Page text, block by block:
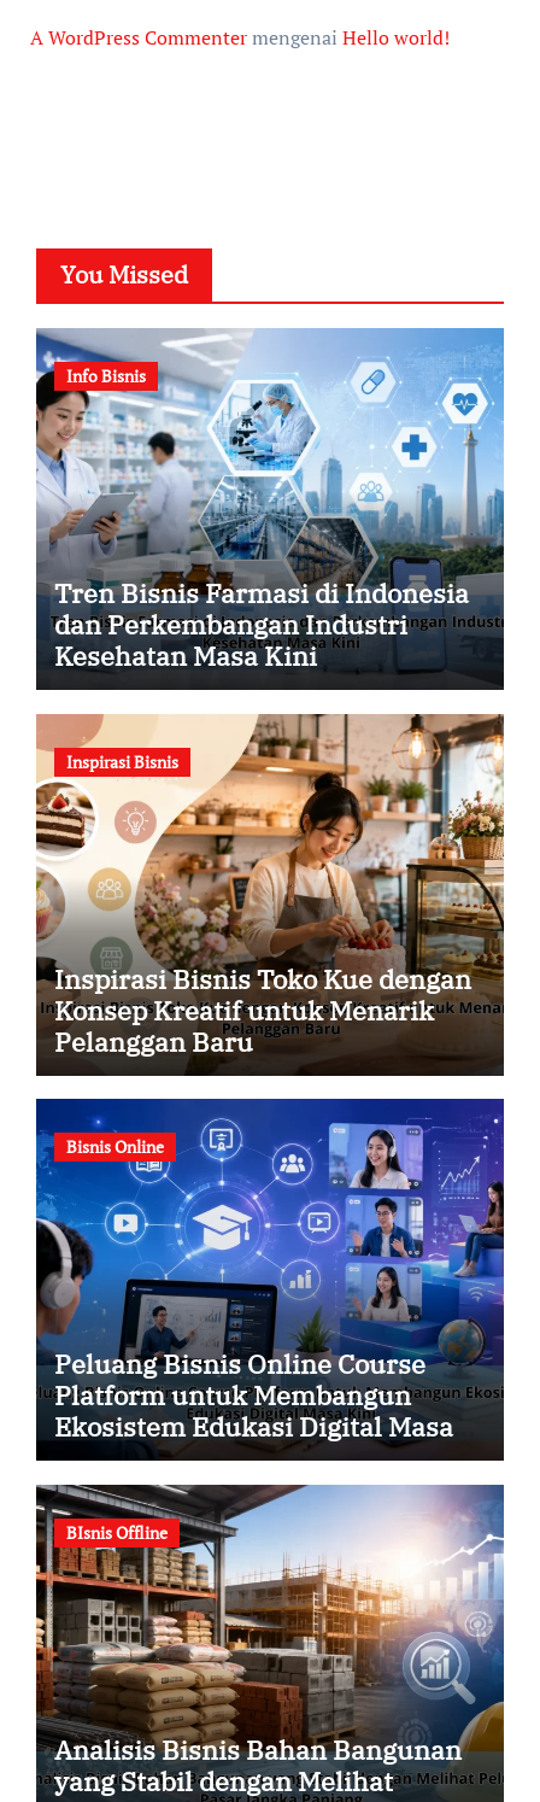
A WordPress Commentermengenai Hello world!
You Missed
Info Bisnis
Tren Bisnis Farmasi di Indonesia
dan Perkembangan Industri
Kesehatan Masa Kini
Inspirasi Bisnis
Inspirasi Bisnis Toko Kue dengan
Konsep Kreatif untuk Menarik
Pelanggan Baru
Bisnis Online
Peluang Bisnis Online Course
Platform untuk Membangun
Ekosistem Edukasi Digital Masa
Kini
BIsnis Offline
Analisis Bisnis Bahan Bangunan
yang Stabil dengan Melihat